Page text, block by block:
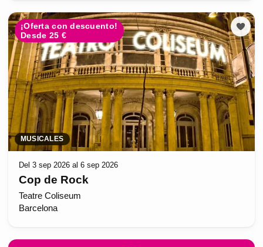
¡Oferta con descuento!
Desde 25 €
MUSICALES
Del 3 sep 2026 al 6 sep 2026
Cop de Rock
Teatre Coliseum
Barcelona